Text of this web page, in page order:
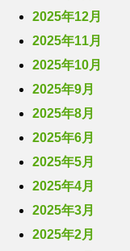
2025年12月
2025年11月
2025年10月
2025年9月
2025年8月
2025年6月
2025年5月
2025年4月
2025年3月
2025年2月